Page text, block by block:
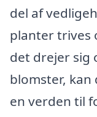
del af
planter trives
det drejer sig
blomster,
en verden til